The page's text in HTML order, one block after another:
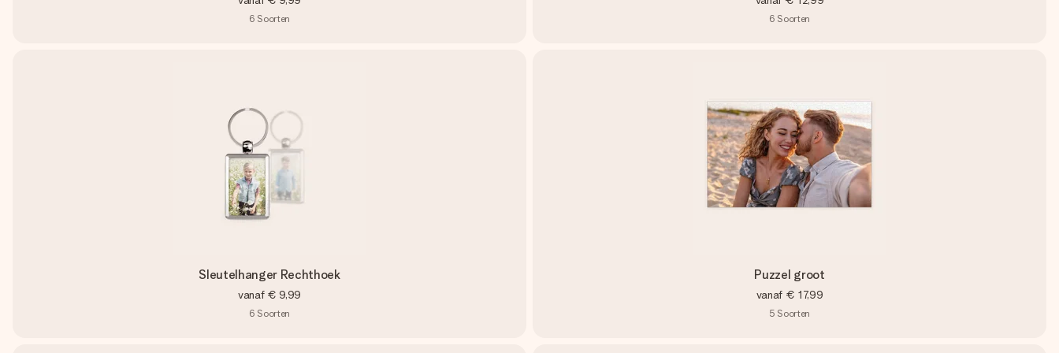
6 Soorten 6 Soorten
Sleutelhanger Rechthoek
vanaf € 9,99
6 Soorten
Puzzel groot
vanaf € 17,99
5 Soorten